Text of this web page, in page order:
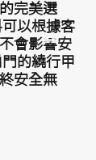
完美選
以根據客
會影響安
的繞行甲
安全無